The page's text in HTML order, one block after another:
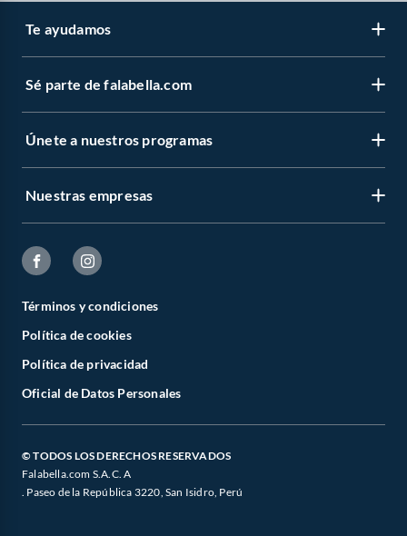
Te ayudamos
Sé parte de falabella.com
Únete a nuestros programas
Nuestras empresas
Términos y condiciones
Política de cookies
Política de privacidad
Oficial de Datos Personales
© TODOS LOS DERECHOS RESERVADOS
Falabella.com S.A.C. A
. Paseo de la República 3220, San Isidro, Perú